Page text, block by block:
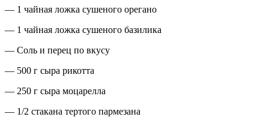
— 1 чайная ложка сушеного орегано
— 1 чайная ложка сушеного базилика
— Соль и перец по вкусу
— 500 г сыра рикотта
— 250 г сыра моцарелла
— 1/2 стакана тертого пармезана